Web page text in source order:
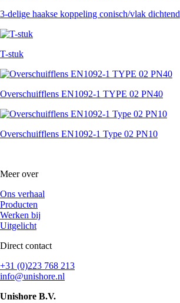
3-delige haakse koppeling conisch/vlak dichtend
T-stuk
Overschuifflens EN1092-1 TYPE 02 PN40
Overschuifflens EN1092-1 Type 02 PN10
Meer over
Ons verhaal
Producten
Werken bij
Uitgelicht
Direct contact
+31 (0)223 768 213
info@unishore.nl
Unishore B.V.